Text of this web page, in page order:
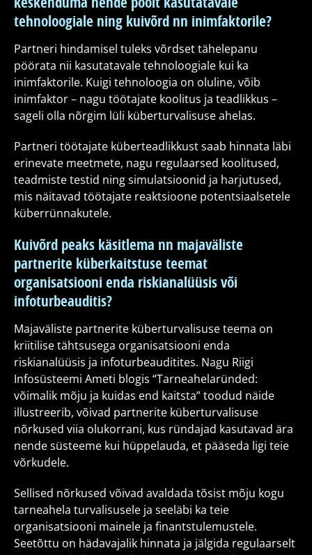
tehnoloogiale ning kuivõrd nn inimfaktorile?
Partneri hindamisel tuleks võrdset tähelepanu
pöörata nii kasutatavale tehnoloogiale kui ka
inimfaktorile. Kuigi tehnoloogia on oluline, võib
inimfaktor – nagu töötajate koolitus ja teadlikkus –
sageli olla nõrgim lüli küberturvalisuse ahelas.
Partneri töötajate küberteadlikkust saab hinnata läbi
erinevate meetmete, nagu regulaarsed koolitused,
teadmiste testid ning simulatsioonid ja harjutused,
mis näitavad töötajate reaktsioone potentsiaalsetele
küberrünnakutele.
Kuivõrd peaks käsitlema nn majaväliste
partnerite küberkaitstuse teemat
organisatsiooni enda riskianalüüsis või
infoturbeauditis?
Majaväliste partnerite küberturvalisuse teema on
kriitilise tähtsusega organisatsiooni enda
riskianalüüsis ja infoturbeauditites. Nagu Riigi
Infosüsteemi Ameti blogis “Tarneahelaründed:
võimalik mõju ja kuidas end kaitsta” toodud näide
illustreerib, võivad partnerite küberturvalisuse
nõrkused viia olukorrani, kus ründajad kasutavad ära
nende süsteeme kui hüppelauda, et pääseda ligi teie
võrkudele.
Sellised nõrkused võivad avaldada tõsist mõju kogu
tarneahela turvalisusele ja seeläbi ka teie
organisatsiooni mainele ja finantstulemustele.
Seetõttu on hädavajalik hinnata ja jälgida regulaarselt